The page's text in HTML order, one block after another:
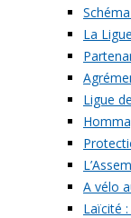
La
Ligue
A vélo
Laïcité